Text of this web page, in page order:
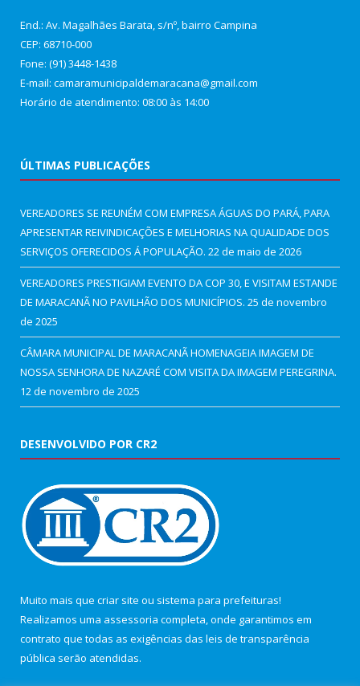
End.: Av. Magalhães Barata, s/nº, bairro Campina
CEP: 68710-000
Fone: (91) 3448-1438
E-mail: camaramunicipaldemaracana@gmail.com
Horário de atendimento: 08:00 às 14:00
ÚLTIMAS PUBLICAÇÕES
VEREADORES SE REUNÉM COM EMPRESA ÁGUAS DO PARÁ, PARA
APRESENTAR REIVINDICAÇÕES E MELHORIAS NA QUALIDADE DOS
SERVIÇOS OFERECIDOS Á POPULAÇÃO. 22 de maio de 2026
VEREADORES PRESTIGIAM EVENTO DA COP 30, E VISITAM ESTANDE
DE MARACANÃ NO PAVILHÃO DOS MUNICÍPIOS. 25 de novembro
de 2025
CÂMARA MUNICIPAL DE MARACANÃ HOMENAGEIA IMAGEM DE
NOSSA SENHORA DE NAZARÉ COM VISITA DA IMAGEM PEREGRINA.
12 de novembro de 2025
DESENVOLVIDO POR CR2
Muito mais que criar site ou sistema para prefeituras!
Realizamos uma assessoria completa, onde garantimos em
contrato que todas as exigências das leis de transparência
pública serão atendidas.